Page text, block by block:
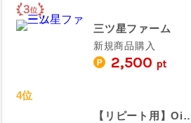
三ツ星ファーム
新規商品購入
2,500 pt
4位
【リピート用】Oisix